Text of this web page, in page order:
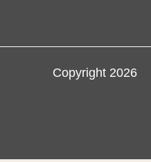
Copyright 2026